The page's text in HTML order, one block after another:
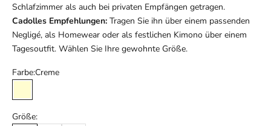
Schlafzimmer als auch bei privaten Empfängen getragen.
Cadolles Empfehlungen: Tragen Sie ihn über einem passenden
Negligé, als Homewear oder als festlichen Kimono über einem
Tagesoutfit. Wählen Sie Ihre gewohnte Größe.
Farbe:Creme
Creme
Größe: